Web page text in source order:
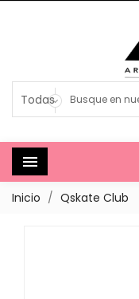

Inicio Qskate Club